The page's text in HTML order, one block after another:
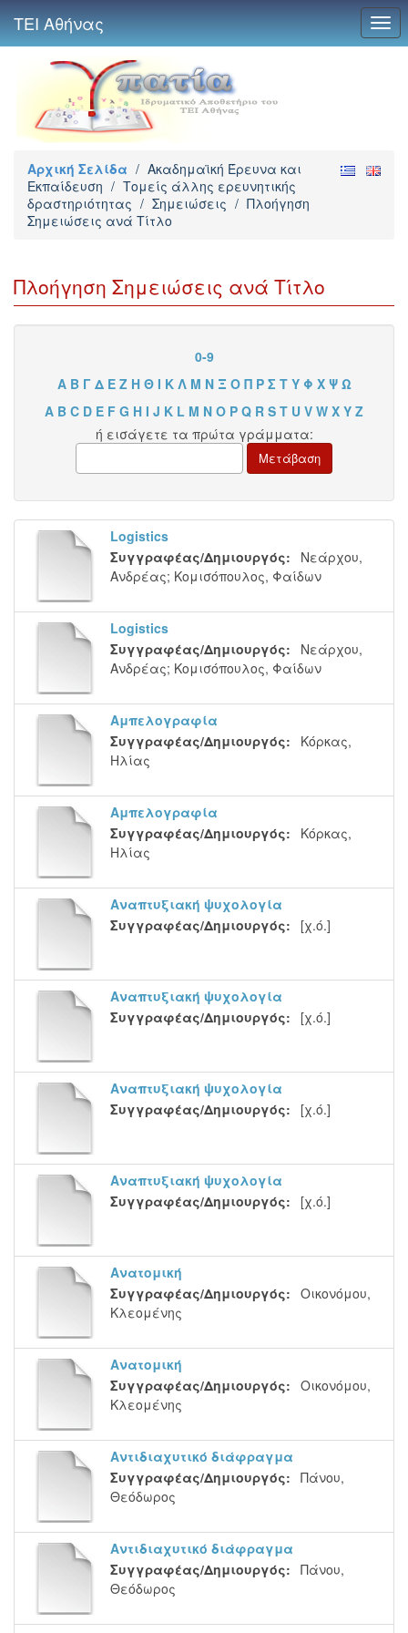
ΤΕΙ Αθήνας
Αρχική Σελίδα / Ακαδημαϊκή Έρευνα και
Εκπαίδευση / Τομείς άλλης ερευνητικής
δραστηριότητας / Σημειώσεις / Πλοήγηση
Σημειώσεις ανά Τίτλο
Πλοήγηση Σημειώσεις ανά Τίτλο
0-9
Α Β Γ Δ Ε Ζ Η Θ Ι Κ Λ Μ Ν Ξ Ο Π Ρ Σ Τ Υ Φ Χ Ψ Ω
A B C D E F G H I J K L M N O P Q R S T U V W X Y Z
ή εισάγετε τα πρώτα γράμματα:
Logistics
Συγγραφέας/Δημιουργός:
Νεάρχου,
Ανδρέας; Κομισόπουλος, Φαίδων
Logistics
Συγγραφέας/Δημιουργός:
Νεάρχου,
Ανδρέας; Κομισόπουλος, Φαίδων
Αμπελογραφία
Συγγραφέας/Δημιουργός:
Κόρκας,
Ηλίας
Αμπελογραφία
Συγγραφέας/Δημιουργός:
Κόρκας,
Ηλίας
Αναπτυξιακή ψυχολογία
Συγγραφέας/Δημιουργός:
[χ.ό.]
Αναπτυξιακή ψυχολογία
Συγγραφέας/Δημιουργός:
[χ.ό.]
Αναπτυξιακή ψυχολογία
Συγγραφέας/Δημιουργός:
[χ.ό.]
Αναπτυξιακή ψυχολογία
Συγγραφέας/Δημιουργός:
[χ.ό.]
Ανατομική
Συγγραφέας/Δημιουργός: Οικονόμου,
Κλεομένης
Ανατομική
Συγγραφέας/Δημιουργός: Οικονόμου,
Κλεομένης
Αντιδιαχυτικό διάφραγμα
Συγγραφέας/Δημιουργός: Πάνου,
Θεόδωρος
Αντιδιαχυτικό διάφραγμα
Συγγραφέας/Δημιουργός: Πάνου,
Θεόδωρος